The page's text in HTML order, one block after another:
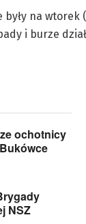
były na
i burze
ochotnicy
NSZ